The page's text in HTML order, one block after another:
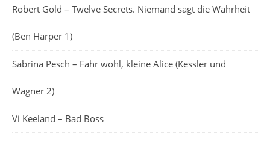
Robert Gold – Twelve Secrets. Niemand sagt die Wahrheit
(Ben Harper 1)
Sabrina Pesch – Fahr wohl, kleine Alice (Kessler und
Wagner 2)
Vi Keeland – Bad Boss